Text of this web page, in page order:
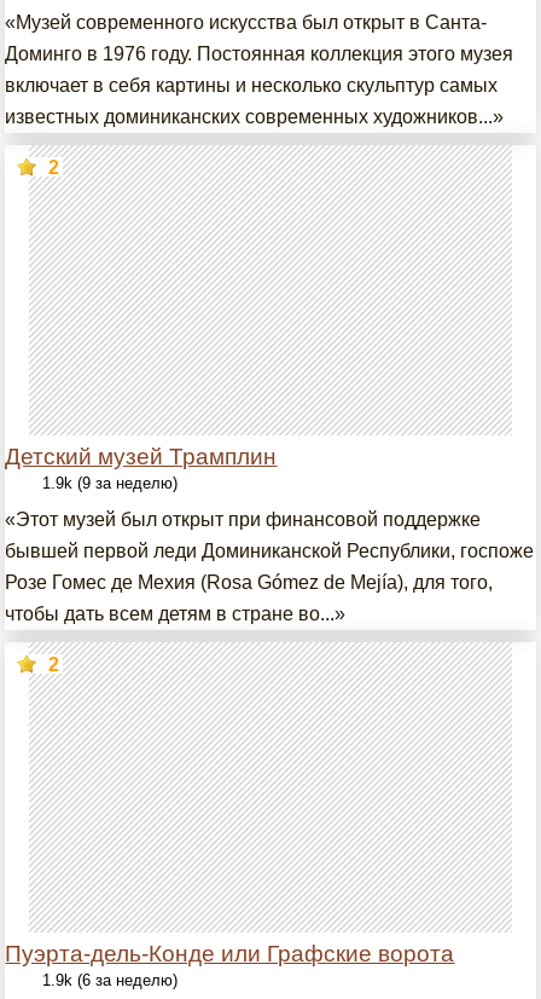
«Музей современного искусства был открыт в Санта-
Доминго в 1976 году. Постоянная коллекция этого музея
включает в себя картины и несколько скульптур самых
известных доминиканских современных художников...»
Детский музей Трамплин
2
1.9k (9 за неделю)
«Этот музей был открыт при финансовой поддержке
бывшей первой леди Доминиканской Республики, госпоже
Розе Гомес де Мехия (Rosa Gómez de Mejía), для того,
чтобы дать всем детям в стране во...»
Пуэрта-дель-Конде или Графские ворота
2
1.9k (6 за неделю)